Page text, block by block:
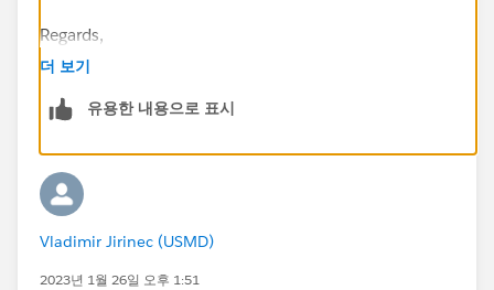
Regards,
Kannan
더 보기
유용한 내용으로 표시
Vladimir Jirinec (USMD)
2023년 1월 26일 오후 1:51